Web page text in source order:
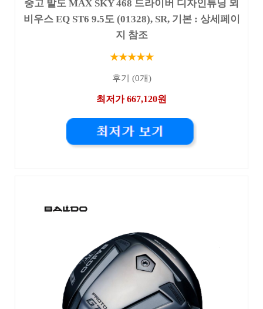
중고 발도 MAX SKY 468 드라이버 디자인튜닝 뫼
비우스 EQ ST6 9.5도 (01328), SR, 기본 : 상세페이
지 참조
★★★★★
후기 (0개)
최저가 667,120원